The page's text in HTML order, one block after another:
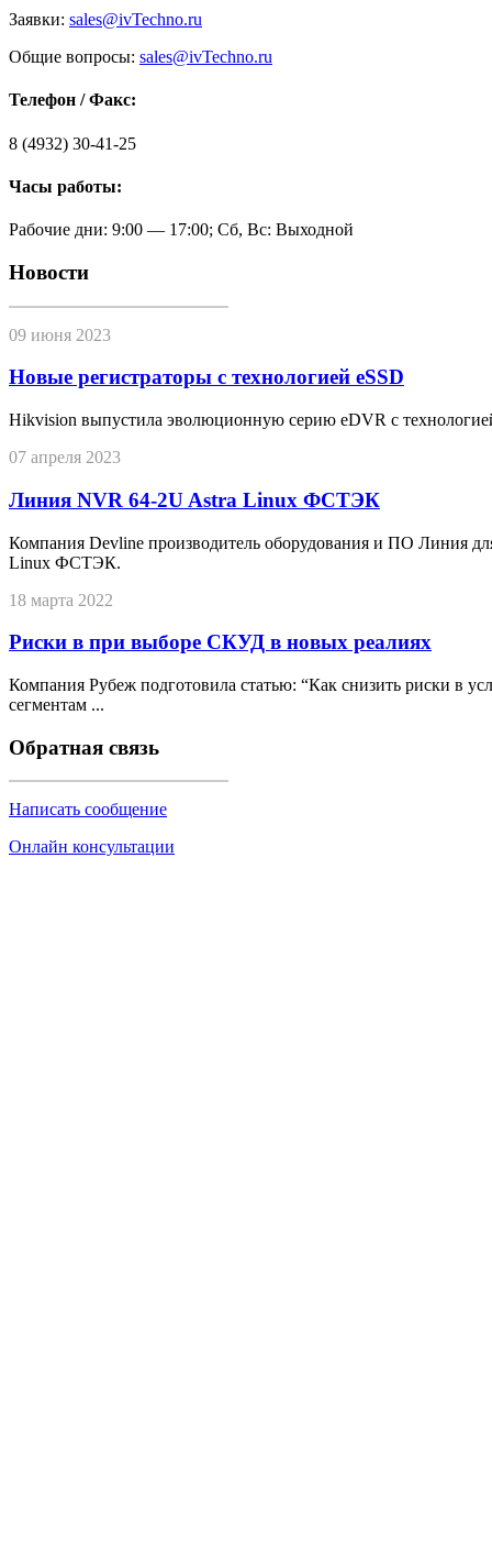
Заявки: sales@ivTechno.ru
Общие вопросы: sales@ivTechno.ru
Телефон / Факс:
8 (4932) 30-41-25
Часы работы:
Рабочие дни: 9:00 — 17:00; Сб, Вс: Выходной
Новости
09 июня 2023
Новые регистраторы с технологией eSSD
Hikvision выпустила эволюционную серию eDVR с
07 апреля 2023
Линия NVR 64-2U Astra Linux ФСТЭК
Компания Devline производитель оборудования и ПО Линия
Linux ФСТЭК.
18 марта 2022
Риски в при выборе СКУД в новых реалиях
Компания Рубеж подготовила статью: “Как снизить риски в
сегментам ...
Обратная связь
Написать сообщение
Онлайн консультации